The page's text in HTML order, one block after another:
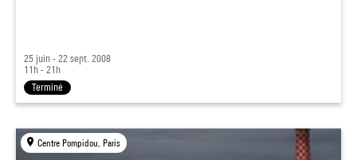
25 juin - 22 sept. 2008
11h - 21h
Terminé
Centre Pompidou, Paris